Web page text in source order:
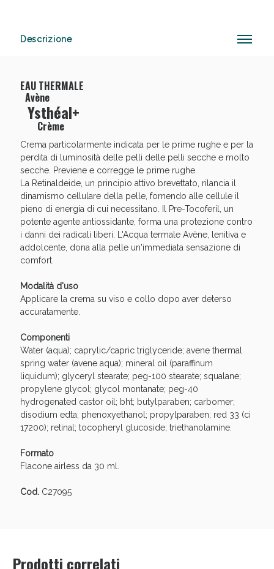
Descrizione
EAU THERMALE
Avène
Ysthéal+
Crème
Crema particolarmente indicata per le prime rughe e per la
perdita di luminosità delle pelli delle pelli secche e molto
secche. Previene e corregge le prime rughe.
La Retinaldeide, un principio attivo brevettato, rilancia il
dinamismo cellulare della pelle, fornendo alle cellule il
pieno di energia di cui necessitano. Il Pre-Tocoferil, un
potente agente antiossidante, forma una protezione contro
i danni dei radicali liberi. L'Acqua termale Avène, lenitiva e
addolcente, dona alla pelle un'immediata sensazione di
comfort.
Modalità d'uso
Applicare la crema su viso e collo dopo aver deterso
accuratamente.
Componenti
Water (aqua); caprylic/capric triglyceride; avene thermal
spring water (avene aqua); mineral oil (paraffinum
liquidum); glyceryl stearate; peg-100 stearate; squalane;
propylene glycol; glycol montanate; peg-40
hydrogenated castor oil; bht; butylparaben; carbomer;
disodium edta; phenoxyethanol; propylparaben; red 33 (ci
17200); retinal; tocopheryl glucoside; triethanolamine.
Formato
Flacone airless da 30 ml.
Cod.C27095
Prodotti correlati
Sconto fino al 55% disponibile oggi!
Vie Urinarie e Prostata: Sconti fino al 45% oggi!